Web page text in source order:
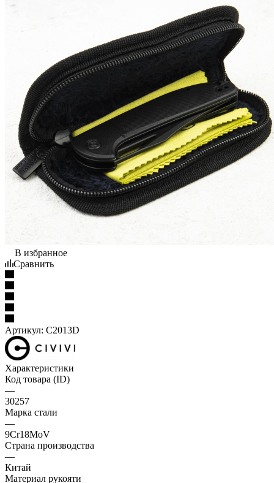
В избранное
Сравнить
Артикул: C2013D
Характеристики
Код товара (ID)
—
30257
Марка стали
—
9Cr18MoV
Страна производства
—
Китай
Материал рукояти